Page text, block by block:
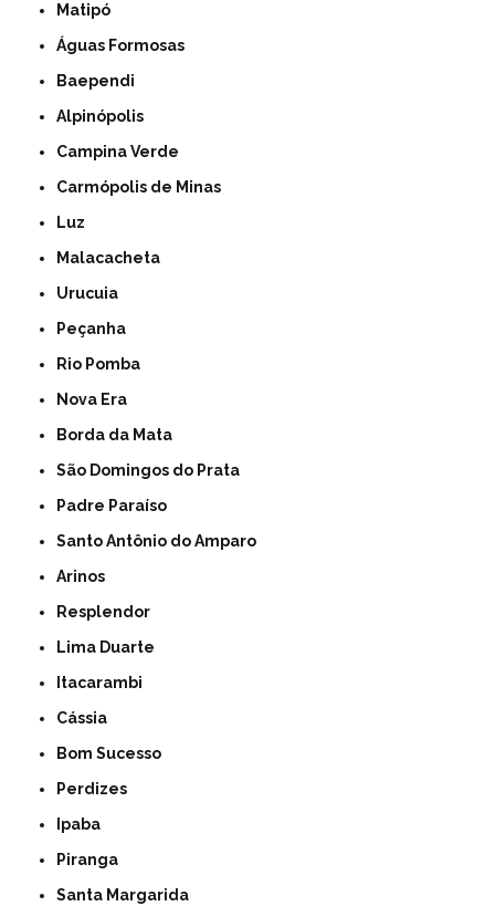
Matipó
Águas Formosas
Baependi
Alpinópolis
Campina Verde
Carmópolis de Minas
Luz
Malacacheta
Urucuia
Peçanha
Rio Pomba
Nova Era
Borda da Mata
São Domingos do Prata
Padre Paraíso
Santo Antônio do Amparo
Arinos
Resplendor
Lima Duarte
Itacarambi
Cássia
Bom Sucesso
Perdizes
Ipaba
Piranga
Santa Margarida